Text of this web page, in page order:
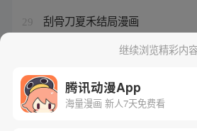
29 刮骨刀夏禾结局漫画
西汉唯一被斩首的王后继续浏览精彩内
腾讯动漫App
海量漫画 新人7天免费看